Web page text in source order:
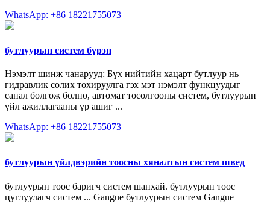
WhatsApp: +86 18221755073
бутлуурын систем бүрэн
Нэмэлт шинж чанарууд: Бүх нийтийн хацарт бутлуур нь
гидравлик солих тохируулга гэх мэт нэмэлт функцуудыг
санал болгож болно, автомат тосолгооны систем, бутлуурын
үйл ажиллагааны үр ашиг ...
WhatsApp: +86 18221755073
бутлуурын үйлдвэрийн тоосны хяналтын систем швед
бутлуурын тоос баригч систем шанхай. бутлуурын тоос
цуглуулагч систем ... Gangue бутлуурын систем Gangue